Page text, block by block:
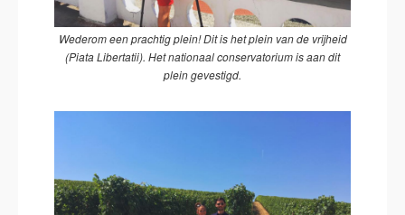
Wederom een prachtig plein! Dit is het plein van de vrijheid
(Piata Libertatii). Het nationaal conservatorium is aan dit
plein gevestigd.